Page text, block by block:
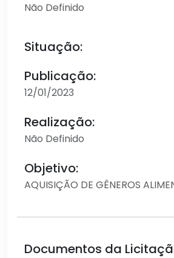
Não Definido
Situação:
Publicação:
12/01/2023
Realização:
Não Definido
Objetivo:
AQUISIÇÃO DE GÊNEROS
Documentos da